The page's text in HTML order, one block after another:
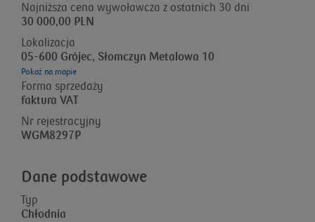
Najniższa cena wywoławcza z ostatnich 30 dni
30 000,00 PLN
Lokalizacja
05-600 Grójec, Słomczyn Metalowa 10
Pokaż na mapie
Forma sprzedaży
faktura VAT
Nr rejestracyjny
WGM8297P
Dane podstawowe
Typ
Chłodnia